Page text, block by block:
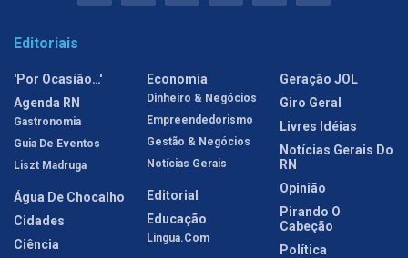
Editoriais
'Por Ocasião…'
Agenda RN
Gastronomia
Guia De Eventos
Liszt Madruga
Água De Chocalho
Cidades
Ciência
Economia
Dinheiro & Negócios
Empreendedorismo
Gestão & Negócios
Notícias Gerais
Editorial
Educação
Língua.com
Geração JOL
Giro Geral
Livres Idéias
Notícias Gerais Do
RN
Opinião
Pirando O
Cabeção
Política